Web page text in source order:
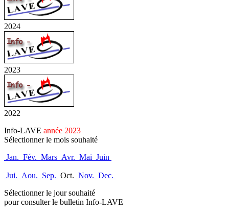
2024
2023
2022
Info-LAVE année 2023
Sélectionner le mois souhaité
Jan. Fév. Mars Avr. Mai Juin
Jui. Aou. Sep. Oct. Nov. Dec.
Sélectionner le jour souhaité
pour consulter le bulletin Info-LAVE